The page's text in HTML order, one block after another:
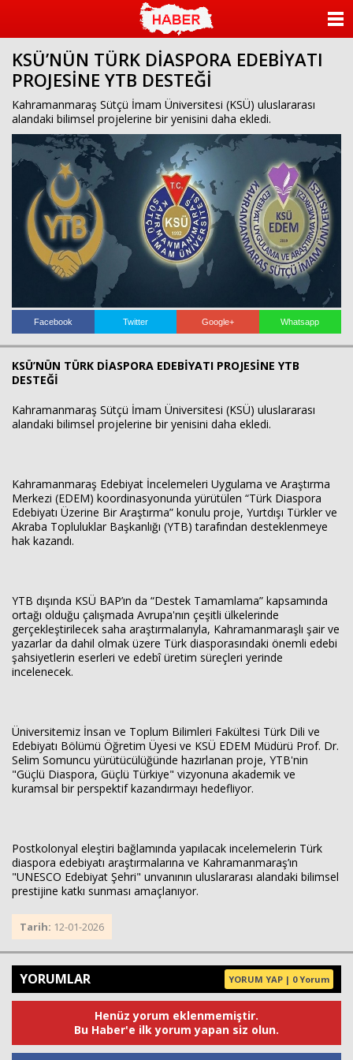
KSÜ’NÜN TÜRK DİASPORA EDEBİYATI
PROJESİNE YTB DESTEĞİ
Kahramanmaraş Sütçü İmam Üniversitesi (KSÜ) uluslararası
alandaki bilimsel projelerine bir yenisini daha ekledi.
Facebook Twitter Google+ Whatsapp
KSÜ’NÜN TÜRK DİASPORA EDEBİYATI PROJESİNE YTB
DESTEĞİ
Kahramanmaraş Sütçü İmam Üniversitesi (KSÜ) uluslararası
alandaki bilimsel projelerine bir yenisini daha ekledi.
Kahramanmaraş Edebiyat İncelemeleri Uygulama ve Araştırma
Merkezi (EDEM) koordinasyonunda yürütülen “Türk Diaspora
Edebiyatı Üzerine Bir Araştırma” konulu proje, Yurtdışı Türkler ve
Akraba Topluluklar Başkanlığı (YTB) tarafından desteklenmeye
hak kazandı.
YTB dışında KSÜ BAP’ın da “Destek Tamamlama” kapsamında
ortağı olduğu çalışmada Avrupa'nın çeşitli ülkelerinde
gerçekleştirilecek saha araştırmalarıyla, Kahramanmaraşlı şair ve
yazarlar da dahil olmak üzere Türk diasporasındaki önemli edebi
şahsiyetlerin eserleri ve edebî üretim süreçleri yerinde
incelenecek.
Üniversitemiz İnsan ve Toplum Bilimleri Fakültesi Türk Dili ve
Edebiyatı Bölümü Öğretim Üyesi ve KSÜ EDEM Müdürü Prof. Dr.
Selim Somuncu yürütücülüğünde hazırlanan proje, YTB'nin
"Güçlü Diaspora, Güçlü Türkiye" vizyonuna akademik ve
kuramsal bir perspektif kazandırmayı hedefliyor.
Postkolonyal eleştiri bağlamında yapılacak incelemelerin Türk
diaspora edebiyatı araştırmalarına ve Kahramanmaraş’ın
"UNESCO Edebiyat Şehri" unvanının uluslararası alandaki bilimsel
prestijine katkı sunması amaçlanıyor.
Tarih: 12-01-2026
YORUMLAR YORUM YAP | 0 Yorum
Henüz yorum eklenmemiştir.
Bu Haber'e ilk yorum yapan siz olun.
KATEGORİLER
ANKETLER
FOTO GALERİ
VİDEO GALERİ
KÜNYE
İLETİŞİM
Haberin Doğru Adresi.